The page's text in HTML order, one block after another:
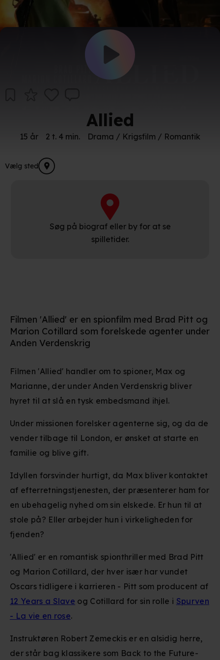
Allied
15 år 2 t. 4 min. Drama / Krigsfilm / Romantik
Vælg sted
Søg på biograf eller by for at se
spilletider.
Filmen 'Allied' er en spionfilm med Brad Pitt og
Marion Cotillard som forelskede agenter under
Anden Verdenskrig
Filmen 'Allied' handler om to spioner, Max og
Marianne, der under Anden Verdenskrig bliver
hyret til at slå en tysk embedsmand ihjel.
Under missionen forelsker agenterne sig, og da de
vender tilbage til London, er ønsket at starte en
familie og blive gift.
Idyllen forsvinder hurtigt, da Max bliver kontaktet
af efterretningstjenesten, der præsenterer ham for
en ubehagelig nyhed om sin elskede. Er hun til at
stole på? Eller arbejder hun i virkeligheden for
fjenden?
'Allied' er en romantisk spionthriller med Brad Pitt
og Marion Cotillard, der hver især har vundet
Oscars tidligere i karrieren - Pitt som producent af
12 Years a Slave og Cotillard for sin rolle i Spurven
- La vie en rose.
Instruktøren Robert Zemeckis er en alsidig herre,
der står bag klassikere som Back to the Future-